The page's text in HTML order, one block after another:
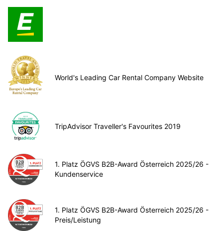
World's Leading Car Rental Company Website
TripAdvisor Traveller's Favourites 2019
1. Platz ÖGVS B2B-Award Österreich 2025/26 -
Kundenservice
1. Platz ÖGVS B2B-Award Österreich 2025/26 -
Preis/Leistung